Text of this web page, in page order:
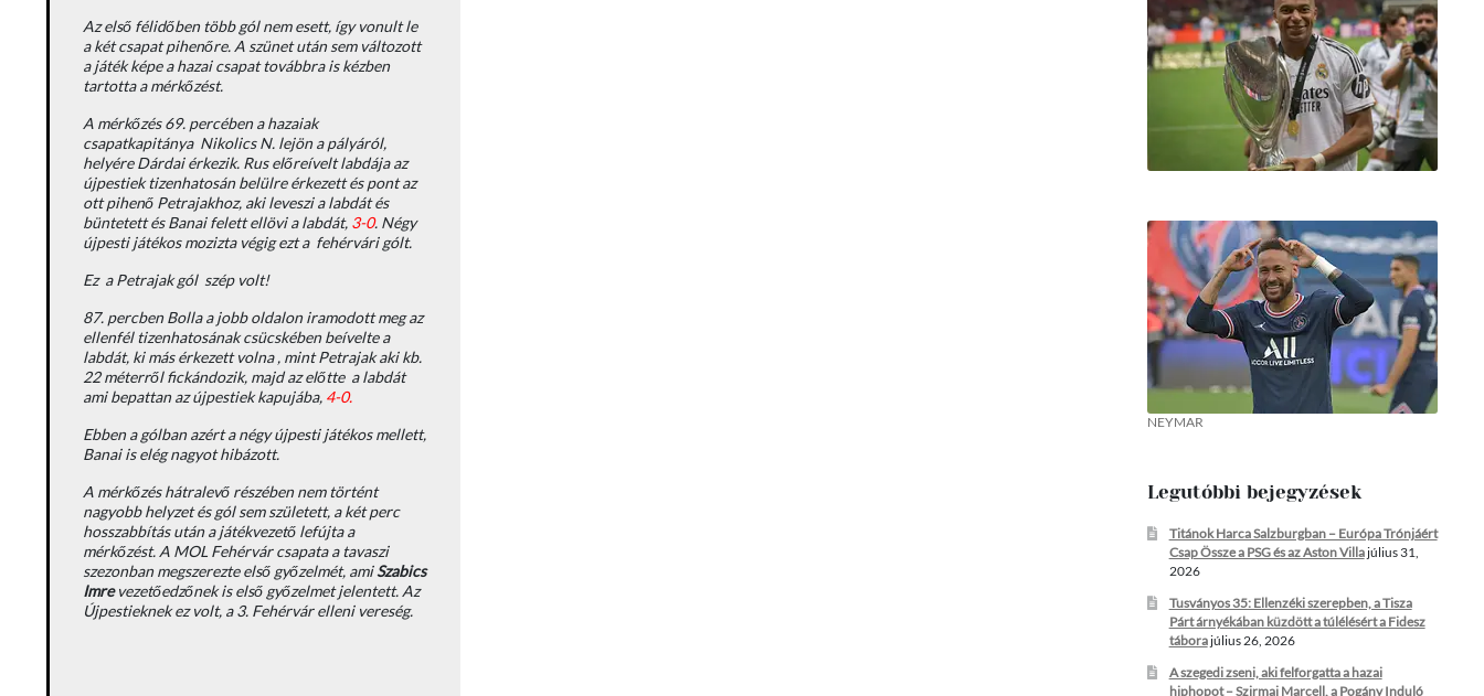
Az első félidőben több gól nem esett, így vonult le
a két csapat pihenőre. A szünet után sem változott
a játék képe a hazai csapat továbbra is kézben
tartotta a mérkőzést.
A mérkőzés 69. percében a hazaiak
csapatkapitánya Nikolics N. lejön a pályáról,
helyére Dárdai érkezik. Rus előreívelt labdája az
újpestiek tizenhatosán belülre érkezett és pont az
ott pihenő Petrajakhoz, aki leveszi a labdát és
büntetett és Banai felett ellövi a labdát, 3-0. Négy
újpesti játékos mozizta végig ezt a fehérvári gólt.
Ez a Petrajak gól szép volt!
87. percben Bolla a jobb oldalon iramodott meg az
ellenfél tizenhatosának csücskében beívelte a
labdát, ki más érkezett volna , mint Petrajak aki kb.
22 méterről fickándozik, majd az előtte a labdát
ami bepattan az újpestiek kapujába, 4-0.
Ebben a gólban azért a négy újpesti játékos mellett,
Banai is elég nagyot hibázott.
A mérkőzés hátralevő részében nem történt
nagyobb helyzet és gól sem született, a két perc
hosszabbítás után a játékvezető lefújta a
mérkőzést. A MOL Fehérvár csapata a tavaszi
szezonban megszerezte első győzelmét, amiSzabics
Imrevezetőedzőnek is első győzelmet jelentett. Az
Újpestieknek ez volt, a 3. Fehérvár elleni vereség.
NEYMAR
Legutóbbi bejegyzések
Titánok Harca Salzburgban – Európa Trónjáért
Csap Össze a PSG és az Aston Villajúlius 31,
2026
Tusványos 35: Ellenzéki szerepben, a Tisza
Párt árnyékában küzdött a túlélésért a Fidesz
táborajúlius 26, 2026
A szegedi zseni, aki felforgatta a hazai
hiphopot – Szirmai Marcell, a Pogány Induló